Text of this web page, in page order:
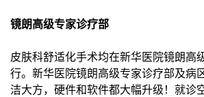
镜朗高级专家诊疗部
皮肤科舒适化手术均在新华医院镜朗高
行。新华医院镜朗高级专家诊疗部及病
洁大方，硬件和软件都大幅升级！就诊